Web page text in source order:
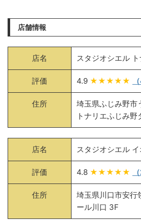
店舗情報
店名 スタジオシエル
評価 4.9 ★★★★★
住所
埼玉県ふじみ野市
トナリエふじみ野
店名 スタジオシエル
評価 4.8 ★★★★★
住所
埼玉県川口市安行
ール川口 3F